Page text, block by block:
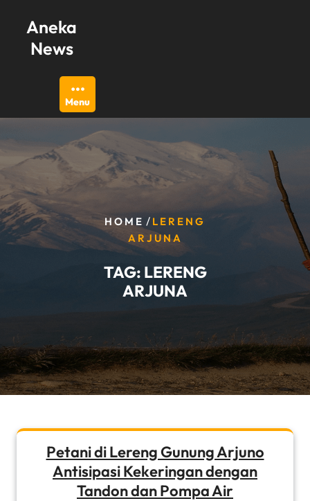
content
Aneka
News
Menu
HOME / LERENG
ARJUNA
TAG: LERENG
ARJUNA
Petani di Lereng Gunung Arjuno
Antisipasi Kekeringan dengan
Tandon dan Pompa Air